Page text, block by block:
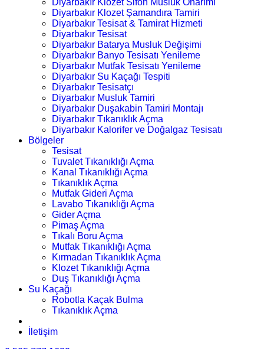
Diyarbakır Klozet Sifon Musluk Onarımı
Diyarbakır Klozet Şamandıra Tamiri
Diyarbakır Tesisat & Tamirat Hizmeti
Diyarbakır Tesisat
Diyarbakır Batarya Musluk Değişimi
Diyarbakır Banyo Tesisatı Yenileme
Diyarbakır Mutfak Tesisatı Yenileme
Diyarbakır Su Kaçağı Tespiti
Diyarbakır Tesisatçı
Diyarbakır Musluk Tamiri
Diyarbakır Duşakabin Tamiri Montajı
Diyarbakır Tıkanıklık Açma
Diyarbakır Kalorifer ve Doğalgaz Tesisatı
Bölgeler
Tesisat
Tuvalet Tıkanıklığı Açma
Kanal Tıkanıklığı Açma
Tıkanıklık Açma
Mutfak Gideri Açma
Lavabo Tıkanıklığı Açma
Gider Açma
Pimaş Açma
Tıkalı Boru Açma
Mutfak Tıkanıklığı Açma
Kırmadan Tıkanıklık Açma
Klozet Tıkanıklığı Açma
Duş Tıkanıklığı Açma
Su Kaçağı
Robotla Kaçak Bulma
Tıkanıklık Açma
İletişim